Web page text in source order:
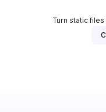
Turn static